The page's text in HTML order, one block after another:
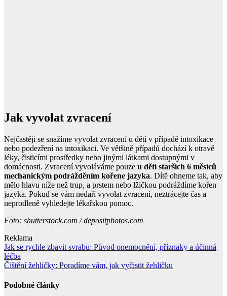
Jak vyvolat zvracení
Nejčastěji se snažíme vyvolat zvracení u dětí v případě intoxikace
nebo podezření na intoxikaci. Ve většině případů dochází k otravě
léky, čisticími prostředky nebo jinými látkami dostupnými v
domácnosti. Zvracení vyvoláváme pouze u dětí starších 6 měsíců
mechanickým podrážděním kořene jazyka. Dítě ohneme tak, aby
mělo hlavu níže než trup, a prstem nebo lžičkou podráždíme kořen
jazyka. Pokud se vám nedaří vyvolat zvracení, neztrácejte čas a
neprodleně vyhledejte lékařskou pomoc.
Foto: shutterstock.com / depositphotos.com
Reklama
Navigace
pro
Jak se rychle zbavit svrabu: Původ onemocnění, příznaky a účinná
léčba
Čištění žehličky: Poradíme vám, jak vyčistit žehličku
Podobné články